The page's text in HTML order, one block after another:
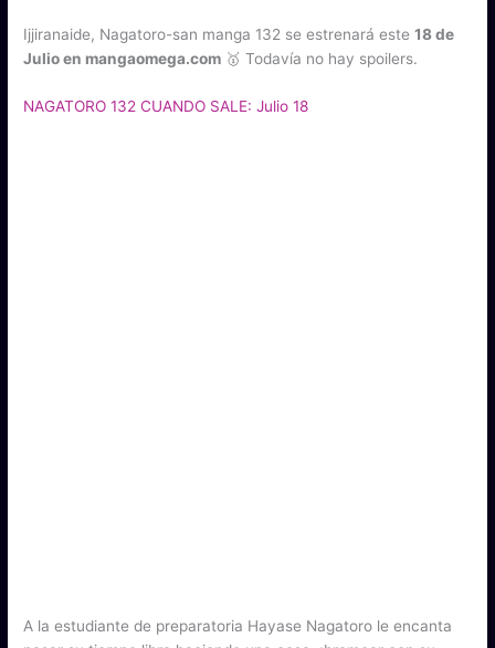
Ijjiranaide, Nagatoro-san manga 132 se estrenará este18 de
Julio en mangaomega.com 🥇 Todavía no hay spoilers.
NAGATORO 132 CUANDO SALE: Julio 18
A la estudiante de preparatoria Hayase Nagatoro le encanta